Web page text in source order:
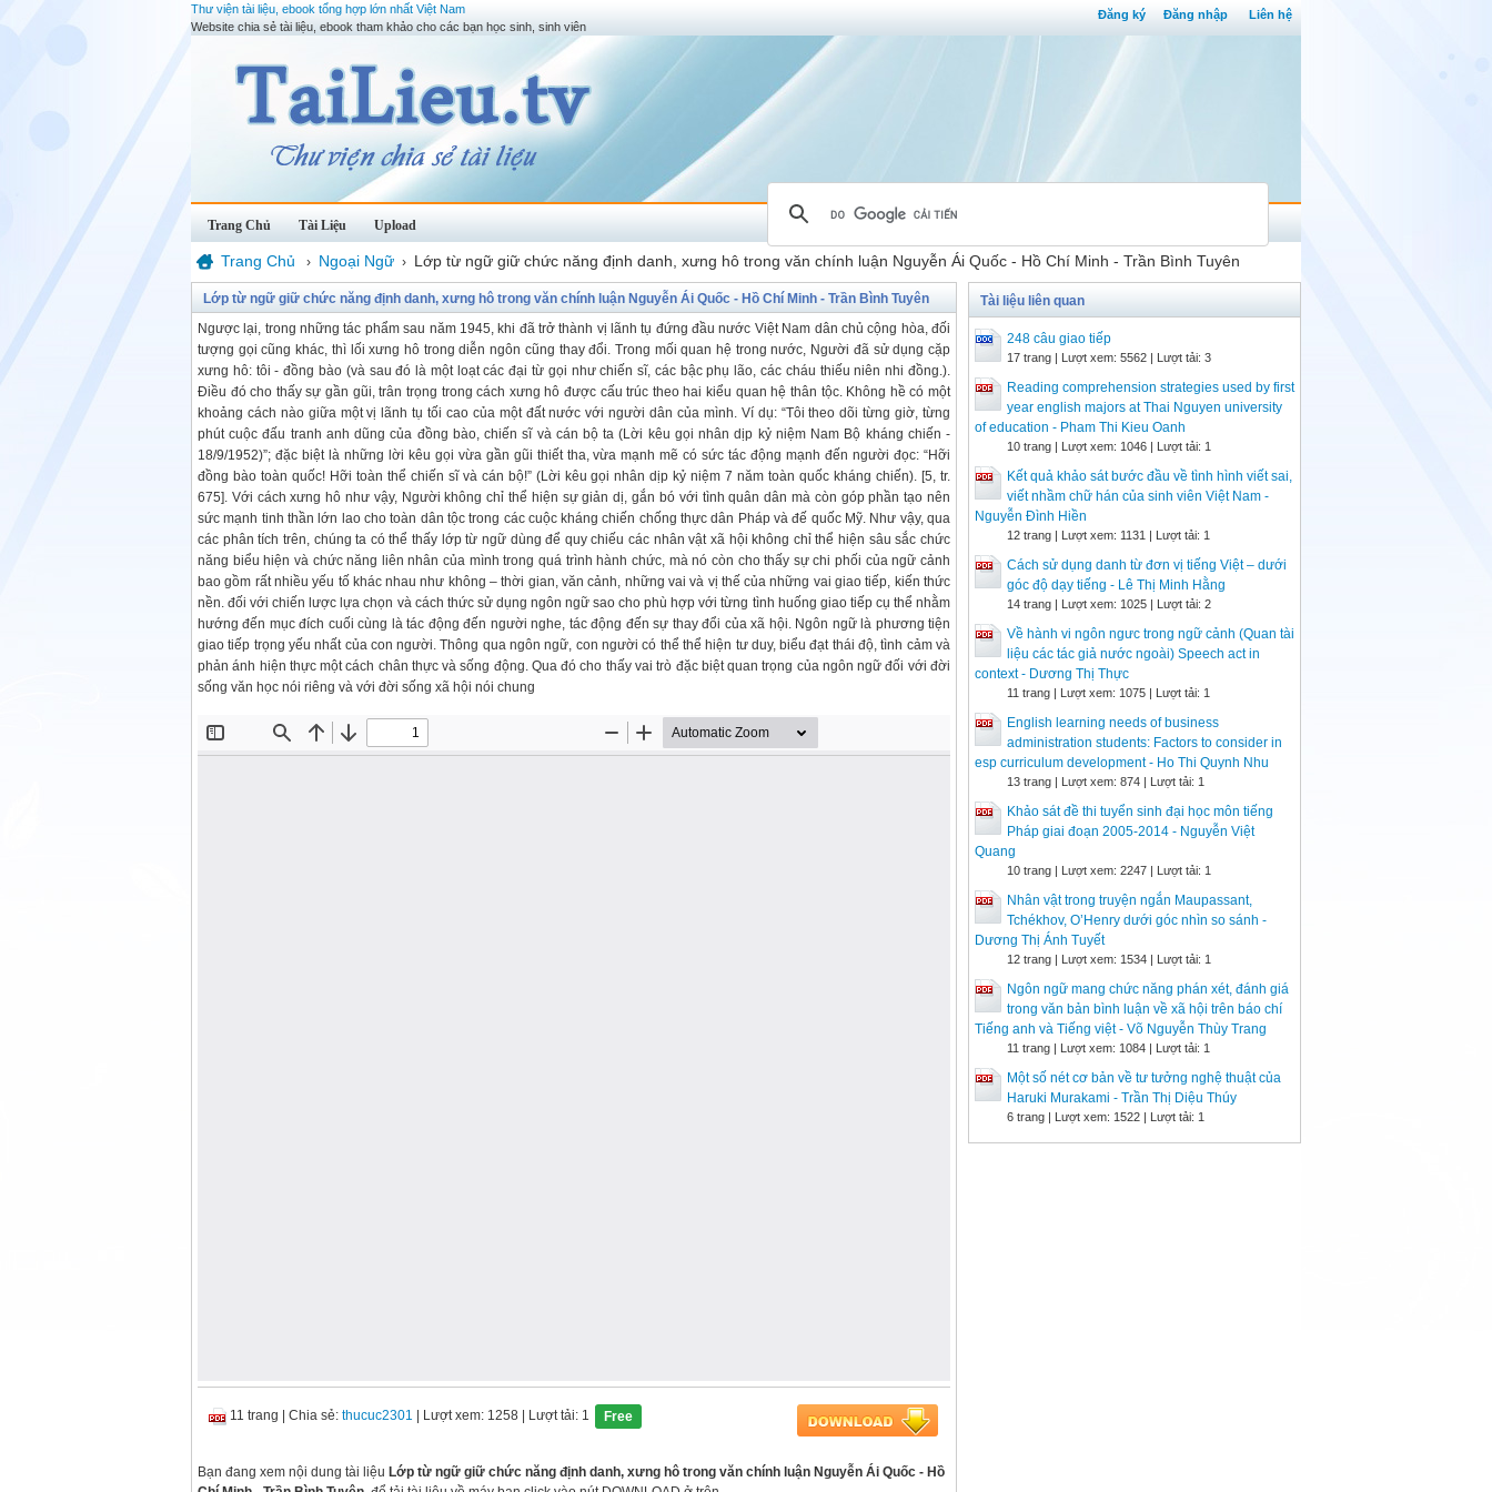
Đăng ký Đăng nhập Liên hệ
Thư viện tài liệu, ebook tổng hợp lớn nhất Việt Nam
Website chia sẻ tài liệu, ebook tham khảo cho các bạn học sinh, sinh viên
Trang Chủ Tài Liệu Upload
Trang Chủ › Ngoại Ngữ › Lớp từ ngữ giữ chức năng định danh, xưng hô trong văn chính luận Nguyễn Ái Quốc - Hồ Chí Minh - Trần Bình Tuyên
Lớp từ ngữ giữ chức năng định danh, xưng hô trong văn chính luận Nguyễn Ái Quốc - Hồ Chí Minh - Trần Bình Tuyên
Ngược lại, trong những tác phẩm sau năm 1945, khi đã trở thành vị lãnh tụ đứng đầu nước Việt Nam dân chủ cộng hòa, đối
tượng gọi cũng khác, thì lối xưng hô trong diễn ngôn cũng thay đổi. Trong mối quan hệ trong nước, Người đã sử dụng cặp
xưng hô: tôi - đồng bào (và sau đó là một loạt các đại từ gọi như chiến sĩ, các bậc phụ lão, các cháu thiếu niên nhi đồng.).
Điều đó cho thấy sự gần gũi, trân trọng trong cách xưng hô được cấu trúc theo hai kiểu quan hệ thân tộc. Không hề có một
khoảng cách nào giữa một vị lãnh tụ tối cao của một đất nước với người dân của mình. Ví dụ: “Tôi theo dõi từng giờ, từng
phút cuộc đấu tranh anh dũng của đồng bào, chiến sĩ và cán bộ ta (Lời kêu gọi nhân dịp kỷ niệm Nam Bộ kháng chiến -
18/9/1952)”; đặc biệt là những lời kêu gọi vừa gần gũi thiết tha, vừa mạnh mẽ có sức tác động mạnh đến người đọc: “Hỡi
đồng bào toàn quốc! Hỡi toàn thể chiến sĩ và cán bộ!” (Lời kêu gọi nhân dịp kỷ niệm 7 năm toàn quốc kháng chiến). [5, tr.
675]. Với cách xưng hô như vậy, Người không chỉ thể hiện sự giản dị, gắn bó với tình quân dân mà còn góp phần tạo nên
sức mạnh tinh thần lớn lao cho toàn dân tộc trong các cuộc kháng chiến chống thực dân Pháp và đế quốc Mỹ. Như vậy, qua
các phân tích trên, chúng ta có thể thấy lớp từ ngữ dùng để quy chiếu các nhân vật xã hội không chỉ thể hiện sâu sắc chức
năng biểu hiện và chức năng liên nhân của mình trong quá trình hành chức, mà nó còn cho thấy sự chi phối của ngữ cảnh
bao gồm rất nhiều yếu tố khác nhau như không – thời gian, văn cảnh, những vai và vị thế của những vai giao tiếp, kiến thức
nền. đối với chiến lược lựa chọn và cách thức sử dụng ngôn ngữ sao cho phù hợp với từng tình huống giao tiếp cụ thể nhằm
hướng đến mục đích cuối cùng là tác động đến người nghe, tác động đến sự thay đổi của xã hội. Ngôn ngữ là phương tiện
giao tiếp trọng yếu nhất của con người. Thông qua ngôn ngữ, con người có thể thể hiện tư duy, biểu đạt thái độ, tình cảm và
phản ánh hiện thực một cách chân thực và sống động. Qua đó cho thấy vai trò đặc biệt quan trọng của ngôn ngữ đối với đời
sống văn học nói riêng và với đời sống xã hội nói chung
11 trang Chia sẻ: thucuc2301 | Lượt xem: 1258 | Lượt tải: 1 Free
Bạn đang xem nội dung tài liệu Lớp từ ngữ giữ chức năng định danh, xưng hô trong văn chính luận Nguyễn Ái Quốc - Hồ
Tài liệu liên quan
248 câu giao tiếp
17 trang | Lượt xem: 5562 | Lượt tải: 3
Reading comprehension strategies used by first
year english majors at Thai Nguyen university
of education - Pham Thi Kieu Oanh
10 trang | Lượt xem: 1046 | Lượt tải: 1
Kết quả khảo sát bước đầu về tình hình viết sai,
viết nhầm chữ hán của sinh viên Việt Nam -
Nguyễn Đình Hiền
12 trang | Lượt xem: 1131 | Lượt tải: 1
Cách sử dụng danh từ đơn vị tiếng Việt – dưới
góc độ dạy tiếng - Lê Thị Minh Hằng
14 trang | Lượt xem: 1025 | Lượt tải: 2
Về hành vi ngôn ngưc trong ngữ cảnh (Quan tài
liệu các tác giả nước ngoài) Speech act in
context - Dương Thị Thực
11 trang | Lượt xem: 1075 | Lượt tải: 1
English learning needs of business
administration students: Factors to consider in
esp curriculum development - Ho Thi Quynh Nhu
13 trang | Lượt xem: 874 | Lượt tải: 1
Khảo sát đề thi tuyển sinh đại học môn tiếng
Pháp giai đoạn 2005-2014 - Nguyễn Việt
Quang
10 trang | Lượt xem: 2247 | Lượt tải: 1
Nhân vật trong truyện ngắn Maupassant,
Tchékhov, O’Henry dưới góc nhìn so sánh -
Dương Thị Ánh Tuyết
12 trang | Lượt xem: 1534 | Lượt tải: 1
Ngôn ngữ mang chức năng phán xét, đánh giá
trong văn bản bình luận về xã hội trên báo chí
Tiếng anh và Tiếng việt - Võ Nguyễn Thùy Trang
11 trang | Lượt xem: 1084 | Lượt tải: 1
Một số nét cơ bản về tư tưởng nghệ thuật của
Haruki Murakami - Trần Thị Diệu Thúy
6 trang | Lượt xem: 1522 | Lượt tải: 1